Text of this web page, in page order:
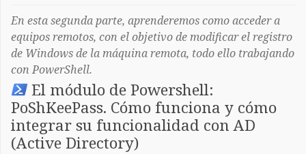
En esta segunda parte, aprenderemos como acceder a
equipos remotos, con el objetivo de modificar el registro
de Windows de la máquina remota, todo ello trabajando
con PowerShell.
El módulo de Powershell:
PoShKeePass. Cómo funciona y cómo
integrar su funcionalidad con AD
(Active Directory)